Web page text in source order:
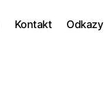
Kontakt Odkazy